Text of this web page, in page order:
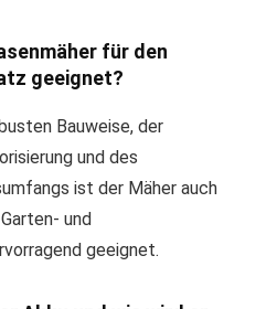
für den
geeignet?
Bauweise, der
und des
ist der Mäher auch
und
geeignet.